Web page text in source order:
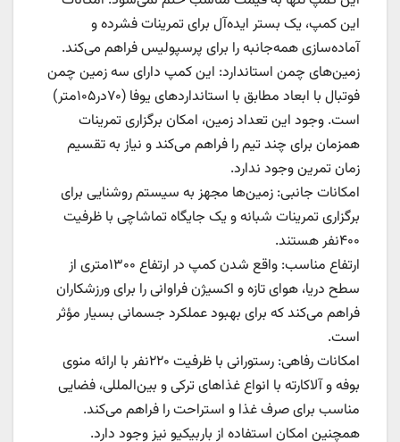
این کمپ، یک بستر ایده‌آل برای تمرینات فشرده و
آماده‌سازی همه‌جانبه را برای پرسپولیس فراهم می‌کند.
زمین‌های چمن استاندارد: این کمپ دارای سه زمین چمن
فوتبال با ابعاد مطابق با استانداردهای یوفا (۷۰در۱۰۵متر)
است. وجود این تعداد زمین، امکان برگزاری تمرینات
همزمان برای چند تیم را فراهم می‌کند و نیاز به تقسیم
زمان تمرین وجود ندارد.
امکانات جانبی: زمین‌ها مجهز به سیستم روشنایی برای
برگزاری تمرینات شبانه و یک جایگاه تماشاچی با ظرفیت
۴۰۰نفر هستند.
ارتفاع مناسب: واقع شدن کمپ در ارتفاع ۱۳۰۰متری از
سطح دریا، هوای تازه و اکسیژن فراوانی را برای ورزشکاران
فراهم می‌کند که برای بهبود عملکرد جسمانی بسیار مؤثر
است.
امکانات رفاهی: رستورانی با ظرفیت ۲۲۰نفر با ارائه منوی
بوفه و آلاکارته با انواع غذاهای ترکی و بین‌المللی، فضایی
مناسب برای صرف غذا و استراحت را فراهم می‌کند.
همچنین امکان استفاده از باربیکیو نیز وجود دارد.